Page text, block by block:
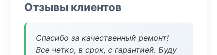
Отзывы клиентов
Спасибо за качественный ремонт!
Все четко, в срок, с гарантией. Буду